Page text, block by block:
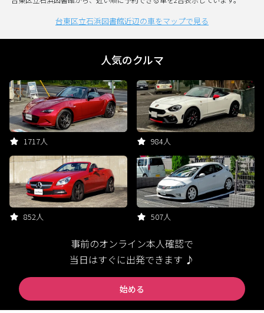
台東区立石浜図書館近辺の車をマップで見る
人気のクルマ
1717人 984人
852人 507人
事前のオンライン本人確認で
当日はすぐに出発できます ♪
始める